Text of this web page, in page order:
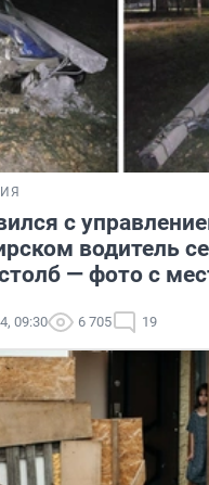
с
водитель
— фото с
09:30 6 705 19